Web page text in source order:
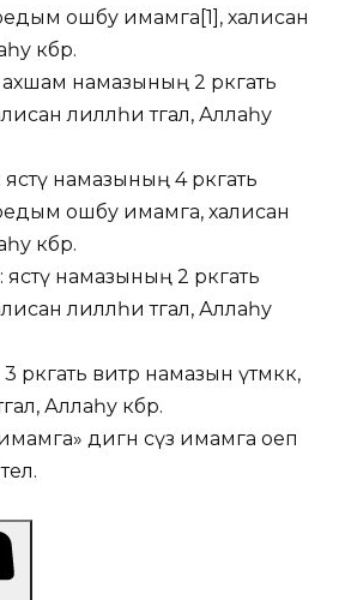
оедым ошбу имамга[1], халисан
әкбәр.
намазының 2 рәкәгать
лилләһи тәгалә, Аллаһу
намазының 4 рәкәгать
оедым ошбу имамга, халисан
әкбәр.
намазының 2 рәкәгать
лилләһи тәгалә, Аллаһу
витр намазын үтәмәккә,
Аллаһу әкбәр.
дигән сүз имамга оеп